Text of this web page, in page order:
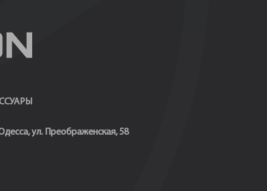
ул. Преображенская, 58